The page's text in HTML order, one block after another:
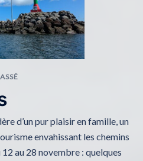
d’un pur plaisir en famille, un
envahissant les chemins
au 28 novembre : quelques